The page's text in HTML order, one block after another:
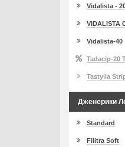
Vidalista -
VIDALISTA
Vidalista-40
Tadacip-20
Tastylia
Дженерики
Standard
Filitra Soft